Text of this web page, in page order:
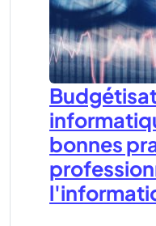
bonnes